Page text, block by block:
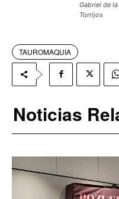
Gabriel de
Torrijos
TAUROMAQUIA
Noticias